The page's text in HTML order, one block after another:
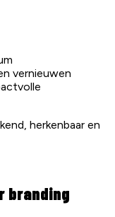
vernieuwen
herkenbaar en
branding